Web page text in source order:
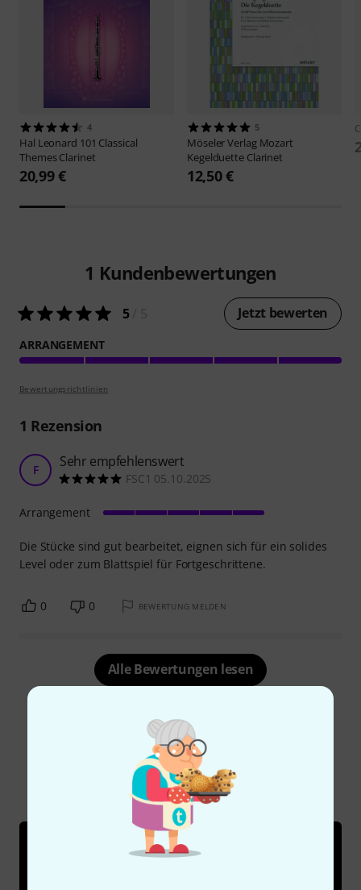
4
Hal Leonard 101 Classical
Themes Clarinet
20,99 €
5
Möseler Verlag Mozart
Kegelduette Clarinet
12,50 €
1 Kundenbewertungen
5/ 5 Jetzt bewerten
ARRANGEMENT
Bewertungsrichtlinien
1 Rezension
F Sehr empfehlenswert
FSC1 05.10.2025
Die Stücke sind gut bearbeitet, eignen sich für ein solides
Level oder zum Blattspiel für Fortgeschrittene.
Arrangement
0 0 BEWERTUNG MELDEN
Alle Bewertungen lesen
Schon gewusst?
Alle Ratgeber